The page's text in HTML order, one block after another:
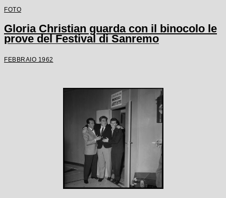
FOTO
Gloria Christian guarda con il binocolo le
prove del Festival di Sanremo
FEBBRAIO 1962